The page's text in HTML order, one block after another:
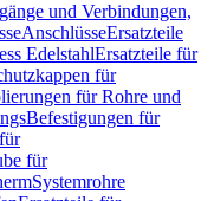
und Verbindungen,
AnschlüsseErsatzteile
EdelstahlErsatzteile für
für
für Rohre und
Befestigungen für
für
Systemrohre